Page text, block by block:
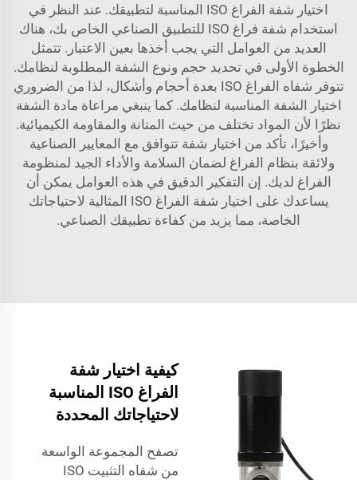
اختيار شفة الفراغ ISO المناسبة لتطبيقك. عند النظر في
استخدام شفة فراغ ISO للتطبيق الصناعي الخاص بك، هناك
العديد من العوامل التي يجب أخذها بعين الاعتبار. تتمثل
الخطوة الأولى في تحديد حجم ونوع الشفة المطلوبة لنظامك.
تتوفر شفاه الفراغ ISO بعدة أحجام وأشكال، لذا من الضروري
اختيار الشفة المناسبة لنظامك. كما ينبغي مراعاة مادة الشفة
نظرًا لأن المواد تختلف من حيث المتانة والمقاومة الكيميائية.
وأخيرًا، تأكد من اختيار شفة تتوافق مع المعايير الصناعية
ولائقة بنظام الفراغ لضمان السلامة والأداء الجيد لمنظومة
الفراغ لديك. إن التفكير الدقيق في هذه العوامل يمكن أن
يساعدك على اختيار شفة الفراغ ISO المثالية لاحتياجاتك
الخاصة، مما يزيد من كفاءة تطبيقك الصناعي.
كيفية اختيار شفة
الفراغ ISO المناسبة
لاحتياجاتك المحددة
تصفح المجموعة الواسعة
من شفاه التثبيت ISO